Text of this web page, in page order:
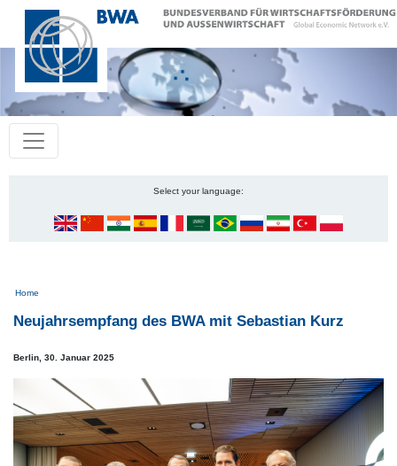
Select your language:
Pfadnavigation
Home
Neujahrsempfang des BWA mit Sebastian Kurz
Berlin, 30. Januar 2025